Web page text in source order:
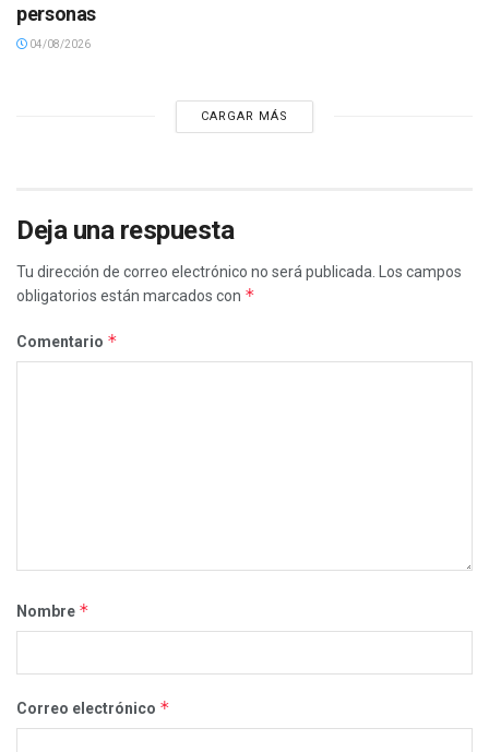
personas
04/08/2026
CARGAR MÁS
Deja una respuesta
Tu dirección de correo electrónico no será publicada.
Los campos
obligatorios están marcados con *
Comentario *
Nombre *
Correo electrónico *